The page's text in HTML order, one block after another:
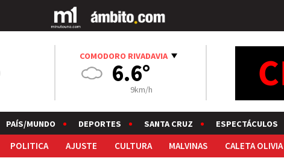
COMODORO RIVADAVIA
6.6°
9km/h
PAÍS/MUNDO DEPORTES SANTA CRUZ ESPECTÁCULOS
POLITICA AJUSTE CULTURA MALVINAS CALETA OLIVIA